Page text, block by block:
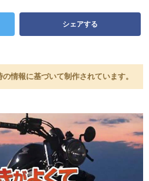
シェアする
情報に基づいて制作されています。